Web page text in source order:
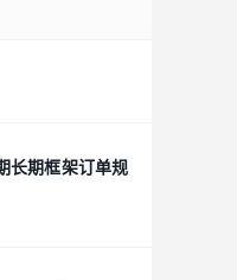
长期框架订单规